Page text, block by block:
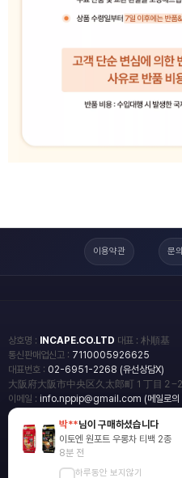
이용약관 문
상호명 : INCAPE.CO.LTD 대표 : 朴順基
통신판매업신고 : 7110005926625
대표번호 : 02-6951-2268 (유선상담X)
大阪府大阪市中央区久太郎町１丁目２
이메일 : info.nppip@gmail.com (메일로의
copyright
일본직구쇼핑몰 엔핍
2018 All rights reserved.
박**님이 구매하셨습니다
이토엔 원포트 우롱차 티백 2종
8분 전
하루동안 보지않기